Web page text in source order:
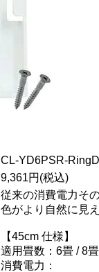
CL-YD6PSR-
9,361円(税込)
従来の消費電力そ
色がより自然に見
【45cm 仕様】
適用畳数：6畳 / 8
消費電力：